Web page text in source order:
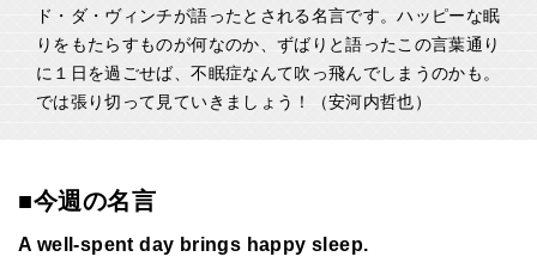
ド・ダ・ヴィンチが語ったとされる名言です。ハッピーな眠
りをもたらすものが何なのか、ずばりと語ったこの言葉通り
に１日を過ごせば、不眠症なんて吹っ飛んでしまうのかも。
では張り切って見ていきましょう！（安河内哲也）
■今週の名言
A well-spent day brings happy sleep.